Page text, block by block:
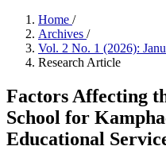
Home /
Archives /
Vol. 2 No. 1 (2026):
Research Article
Factors Affecting
School for
Educational